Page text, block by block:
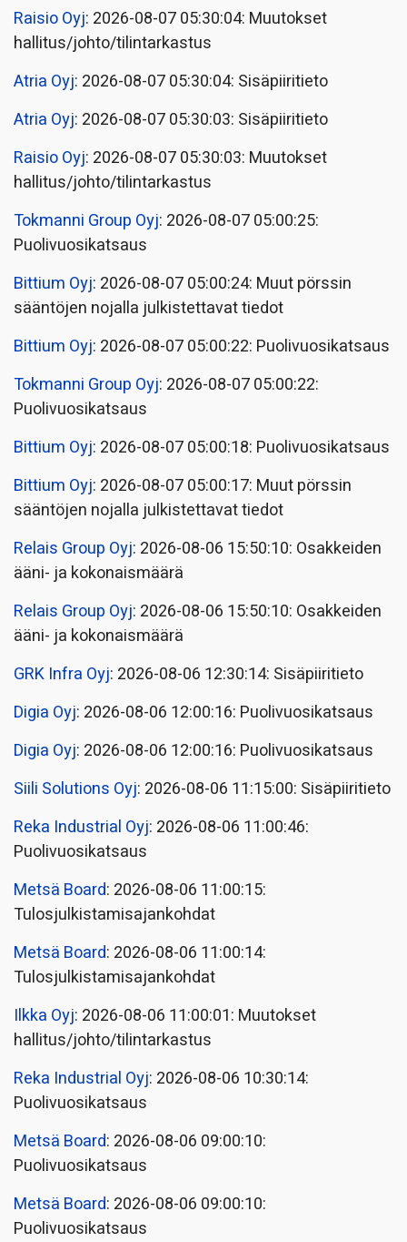
Raisio Oyj: 2026-08-07 05:30:04: Muutokset
hallitus/johto/tilintarkastus
Atria Oyj: 2026-08-07 05:30:04: Sisäpiiritieto
Atria Oyj: 2026-08-07 05:30:03: Sisäpiiritieto
Raisio Oyj: 2026-08-07 05:30:03: Muutokset
hallitus/johto/tilintarkastus
Tokmanni Group Oyj: 2026-08-07 05:00:25:
Puolivuosikatsaus
Bittium Oyj: 2026-08-07 05:00:24: Muut pörssin
sääntöjen nojalla julkistettavat tiedot
Bittium Oyj: 2026-08-07 05:00:22: Puolivuosikatsaus
Tokmanni Group Oyj: 2026-08-07 05:00:22:
Puolivuosikatsaus
Bittium Oyj: 2026-08-07 05:00:18: Puolivuosikatsaus
Bittium Oyj: 2026-08-07 05:00:17: Muut pörssin
sääntöjen nojalla julkistettavat tiedot
Relais Group Oyj: 2026-08-06 15:50:10: Osakkeiden
ääni- ja kokonaismäärä
Relais Group Oyj: 2026-08-06 15:50:10: Osakkeiden
ääni- ja kokonaismäärä
GRK Infra Oyj: 2026-08-06 12:30:14: Sisäpiiritieto
Digia Oyj: 2026-08-06 12:00:16: Puolivuosikatsaus
Digia Oyj: 2026-08-06 12:00:16: Puolivuosikatsaus
Siili Solutions Oyj: 2026-08-06 11:15:00: Sisäpiiritieto
Reka Industrial Oyj: 2026-08-06 11:00:46:
Puolivuosikatsaus
Metsä Board: 2026-08-06 11:00:15:
Tulosjulkistamisajankohdat
Metsä Board: 2026-08-06 11:00:14:
Tulosjulkistamisajankohdat
Ilkka Oyj: 2026-08-06 11:00:01: Muutokset
hallitus/johto/tilintarkastus
Reka Industrial Oyj: 2026-08-06 10:30:14:
Puolivuosikatsaus
Metsä Board: 2026-08-06 09:00:10:
Puolivuosikatsaus
Metsä Board: 2026-08-06 09:00:10:
Puolivuosikatsaus